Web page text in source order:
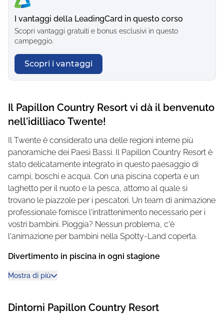
I vantaggi della LeadingCard in questo corso
Scopri vantaggi gratuiti e bonus esclusivi in questo
campeggio.
Scopri i vantaggi
Il Papillon Country Resort vi dà il benvenuto
nell'idilliaco Twente!
Il Twente è considerato una delle regioni interne più
panoramiche dei Paesi Bassi. Il Papillon Country Resort è
stato delicatamente integrato in questo paesaggio di
campi, boschi e acqua. Con una piscina coperta e un
laghetto per il nuoto e la pesca, attorno al quale si
trovano le piazzole per i pescatori. Un team di animazione
professionale fornisce l'intrattenimento necessario per i
vostri bambini. Pioggia? Nessun problema, c'è
l'animazione per bambini nella Spotty-Land coperta.
Divertimento in piscina in ogni stagione
Il paradiso della piscina coperta con scivolo per bambini
Mostra di più
Dintorni Papillon Country Resort